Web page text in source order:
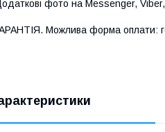
фото на Messenger,
Можлива форма оплати: